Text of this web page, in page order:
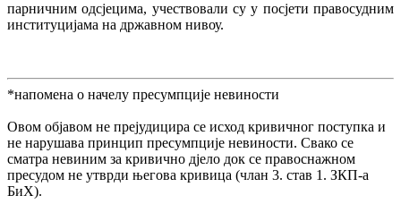
парничним одсјецима, учествовали су у посјети правосудним
институцијама на државном нивоу.
*напомена о начелу пресумпције невиности
Овом објавом не прејудицира се исход кривичног поступка и
не нарушава принцип пресумпције невиности. Свако се
сматра невиним за кривично дјело док се правоснажном
пресудом не утврди његова кривица (члан 3. став 1. ЗКП-а
БиХ).